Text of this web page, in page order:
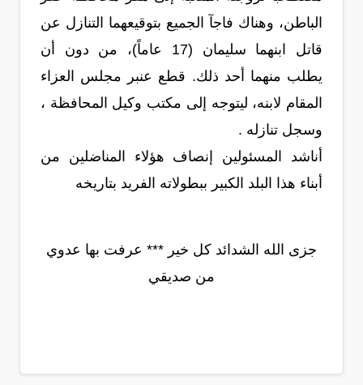
الباطن، وهناك فاجآ الجميع بتوقيعهما التنازل عن
قاتل ابنهما سليمان (17 عاماً)، من دون أن
يطلب منهما أحد ذلك. قطع عنبر مجلس العزاء
المقام لابنه، ليتوجه إلى مكتب وكيل المحافظة ،
وسجل تنازله .
أناشد المسئولين إنصاف هؤلاء المناضلين من
أبناء هذا البلد الكبير ببطولاته الفريد بتاريخه
جزى الله الشدائد كل خير *** عرفت بها عدوي
من صديقي